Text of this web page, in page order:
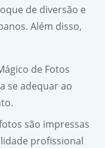
de diversão e
Além disso,
de Fotos
se adequar ao
são impressas
profissional